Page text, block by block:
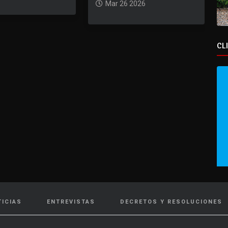
Mar 26 2026
ENTREVISTAS DECRETOS Y RESOLUCIONES